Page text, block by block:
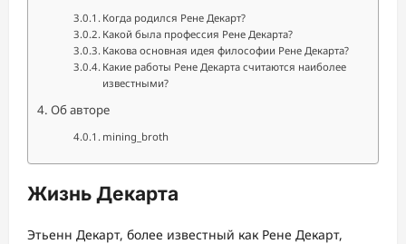
Когда родился Рене Декарт?
Какой была профессия Рене Декарта?
Какова основная идея философии Рене Декарта?
Какие работы Рене Декарта считаются наиболее
известными?
Об авторе
mining_broth
Жизнь Декарта
Этьенн Декарт, более известный как Рене Декарт,